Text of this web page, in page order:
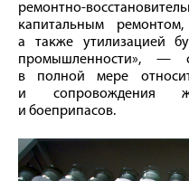
ремонтно-
капитальным
а также утилизацией
промышленности», —
в полной мере
и сопровождения
и боеприпасов.